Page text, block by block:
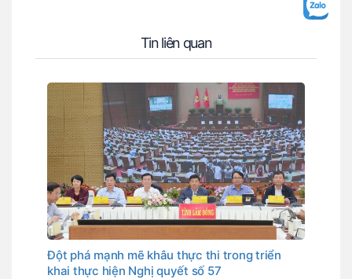
Tin liên quan
Đột phá mạnh mẽ khâu thực thi trong triển
khai thực hiện Nghị quyết số 57